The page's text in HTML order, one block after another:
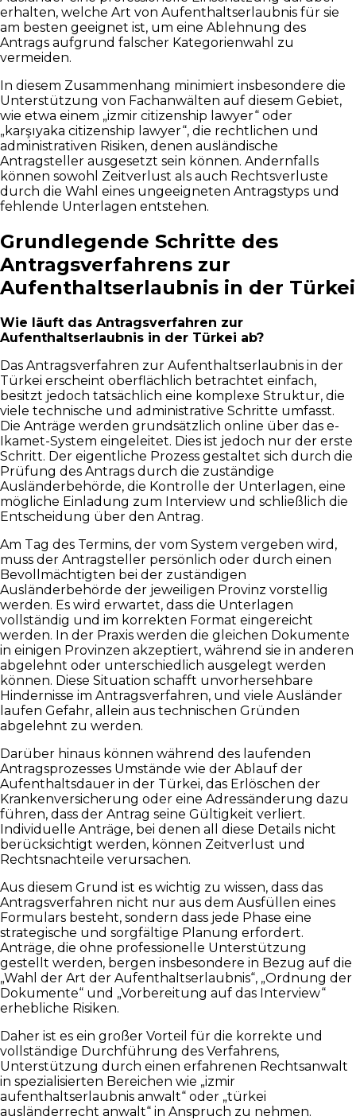
erhalten, welche Art von Aufenthaltserlaubnis für sie
am besten geeignet ist, um eine Ablehnung des
Antrags aufgrund falscher Kategorienwahl zu
vermeiden.
In diesem Zusammenhang minimiert insbesondere die
Unterstützung von Fachanwälten auf diesem Gebiet,
wie etwa einem „izmir citizenship lawyer“ oder
„karşıyaka citizenship lawyer“, die rechtlichen und
administrativen Risiken, denen ausländische
Antragsteller ausgesetzt sein können. Andernfalls
können sowohl Zeitverlust als auch Rechtsverluste
durch die Wahl eines ungeeigneten Antragstyps und
fehlende Unterlagen entstehen.
Grundlegende Schritte des
Antragsverfahrens zur
Aufenthaltserlaubnis in der Türkei
Wie läuft das Antragsverfahren zur
Aufenthaltserlaubnis in der Türkei ab?
Das Antragsverfahren zur Aufenthaltserlaubnis in der
Türkei erscheint oberflächlich betrachtet einfach,
besitzt jedoch tatsächlich eine komplexe Struktur, die
viele technische und administrative Schritte umfasst.
Die Anträge werden grundsätzlich online über das e-
Ikamet-System eingeleitet. Dies ist jedoch nur der erste
Schritt. Der eigentliche Prozess gestaltet sich durch die
Prüfung des Antrags durch die zuständige
Ausländerbehörde, die Kontrolle der Unterlagen, eine
mögliche Einladung zum Interview und schließlich die
Entscheidung über den Antrag.
Am Tag des Termins, der vom System vergeben wird,
muss der Antragsteller persönlich oder durch einen
Bevollmächtigten bei der zuständigen
Ausländerbehörde der jeweiligen Provinz vorstellig
werden. Es wird erwartet, dass die Unterlagen
vollständig und im korrekten Format eingereicht
werden. In der Praxis werden die gleichen Dokumente
in einigen Provinzen akzeptiert, während sie in anderen
abgelehnt oder unterschiedlich ausgelegt werden
können. Diese Situation schafft unvorhersehbare
Hindernisse im Antragsverfahren, und viele Ausländer
laufen Gefahr, allein aus technischen Gründen
abgelehnt zu werden.
Darüber hinaus können während des laufenden
Antragsprozesses Umstände wie der Ablauf der
Aufenthaltsdauer in der Türkei, das Erlöschen der
Krankenversicherung oder eine Adressänderung dazu
führen, dass der Antrag seine Gültigkeit verliert.
Individuelle Anträge, bei denen all diese Details nicht
berücksichtigt werden, können Zeitverlust und
Rechtsnachteile verursachen.
Aus diesem Grund ist es wichtig zu wissen, dass das
Antragsverfahren nicht nur aus dem Ausfüllen eines
Formulars besteht, sondern dass jede Phase eine
strategische und sorgfältige Planung erfordert.
Anträge, die ohne professionelle Unterstützung
gestellt werden, bergen insbesondere in Bezug auf die
„Wahl der Art der Aufenthaltserlaubnis“, „Ordnung der
Dokumente“ und „Vorbereitung auf das Interview“
erhebliche Risiken.
Daher ist es ein großer Vorteil für die korrekte und
vollständige Durchführung des Verfahrens,
Unterstützung durch einen erfahrenen Rechtsanwalt
in spezialisierten Bereichen wie „izmir
aufenthaltserlaubnis anwalt“ oder „türkei
ausländerrecht anwalt“ in Anspruch zu nehmen.